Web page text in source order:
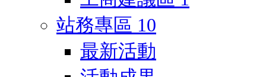
站務專區 10
最新活動